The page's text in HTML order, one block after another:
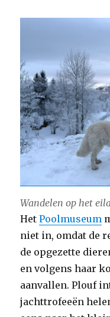
Wandelen op het
HetPoolmuseum
niet in, omdat de
de opgezette
en volgens haar
aanvallen. Plouf
jachttrofeeën